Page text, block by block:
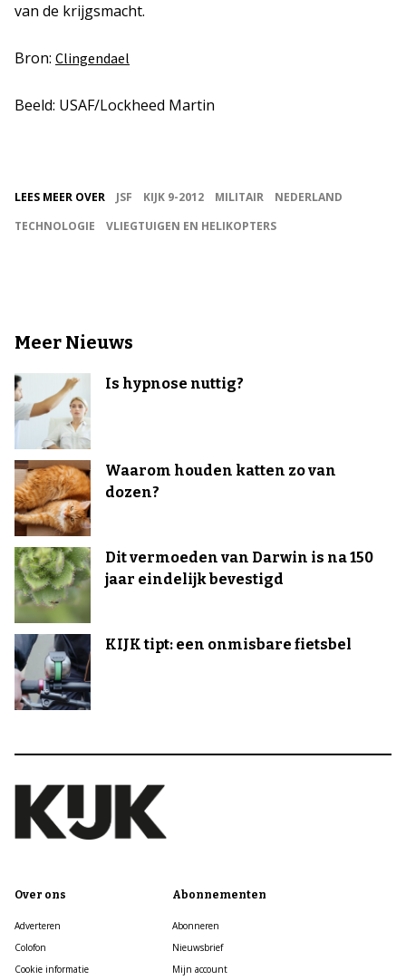
van de krijgsmacht.
Bron: Clingendael
Beeld: USAF/Lockheed Martin
LEES MEER OVER JSF KIJK 9-2012 MILITAIR
NEDERLAND
TECHNOLOGIE
VLIEGTUIGEN EN HELIKOPTERS
Meer Nieuws
Is hypnose nuttig?
Waarom houden katten zo van
dozen?
Dit vermoeden van Darwin is na 150
jaar eindelijk bevestigd
KIJK tipt: een onmisbare fietsbel
Over ons
Adverteren
Colofon
Cookie informatie
Abonnementen
Abonneren
Nieuwsbrief
Mijn account